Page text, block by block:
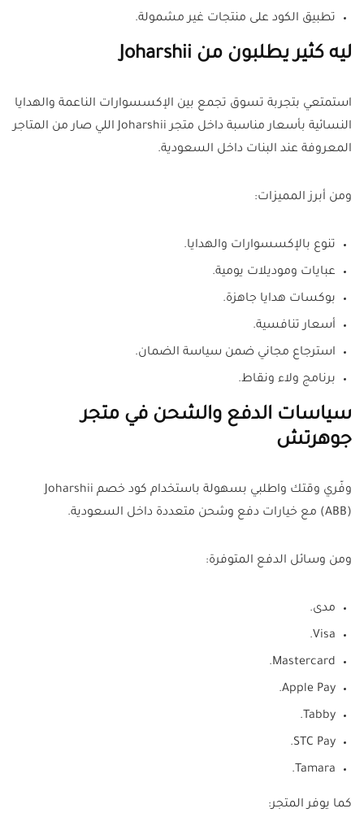
تطبيق الكود على منتجات غير مشمولة.
ليه كثير يطلبون من Joharshii
استمتعي بتجربة تسوق تجمع بين الإكسسوارات الناعمة والهدايا
النسائية بأسعار مناسبة داخل متجر Joharshii اللي صار من المتاجر
المعروفة عند البنات داخل السعودية.
ومن أبرز المميزات:
تنوع بالإكسسوارات والهدايا.
عبايات وموديلات يومية.
بوكسات هدايا جاهزة.
أسعار تنافسية.
استرجاع مجاني ضمن سياسة الضمان.
برنامج ولاء ونقاط.
سياسات الدفع والشحن في متجر
جوهرتش
وفّري وقتك واطلبي بسهولة باستخدام كود خصم Joharshii
(ABB) مع خيارات دفع وشحن متعددة داخل السعودية.
ومن وسائل الدفع المتوفرة:
مدى.
Visa.
Mastercard.
Apple Pay.
Tabby.
STC Pay.
Tamara.
كما يوفر المتجر: